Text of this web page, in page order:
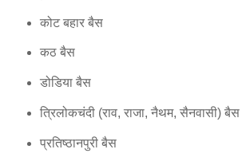
कोट बहार बैस
कठ बैस
डोडिया बैस
त्रिलोकचंदी (राव, राजा, नैथम, सैनवासी) बैस
प्रतिष्ठानपुरी बैस